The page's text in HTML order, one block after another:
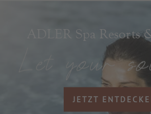
ADLER Spa Resorts
JETZT